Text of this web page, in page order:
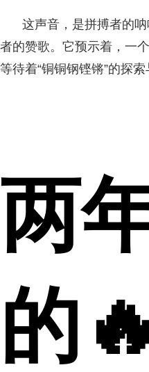
这声音，是拼搏者的
者的赞歌。它预示着，一
等待着“铜铜钢铿锵”的探索
两
的